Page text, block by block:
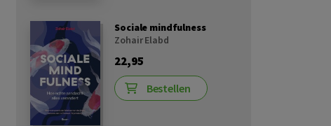
Sociale mindfulness
Zohair Elabd
22,95
Bestellen